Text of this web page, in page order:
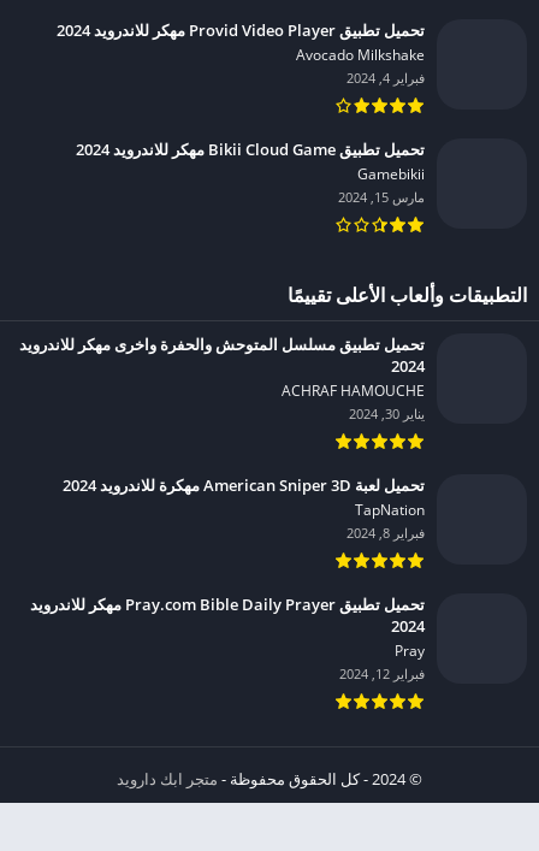
تحميل تطبيق Provid Video Player مهكر للاندرويد 2024
Avocado Milkshake‏
فبراير 4, 2024
تحميل تطبيق Bikii Cloud Game مهكر للاندرويد 2024
Gamebikii‏
مارس 15, 2024
التطبيقات وألعاب الأعلى تقييمًا
تحميل تطبيق مسلسل المتوحش والحفرة واخرى مهكر للاندرويد
2024
ACHRAF HAMOUCHE‏
يناير 30, 2024
تحميل لعبة American Sniper 3D مهكرة للاندرويد 2024
TapNation‏
فبراير 8, 2024
تحميل تطبيق Pray.com Bible Daily Prayer مهكر للاندرويد
2024
Pray‏
فبراير 12, 2024
© 2024 - كل الحقوق محفوظة -
متجر ابك دارويد